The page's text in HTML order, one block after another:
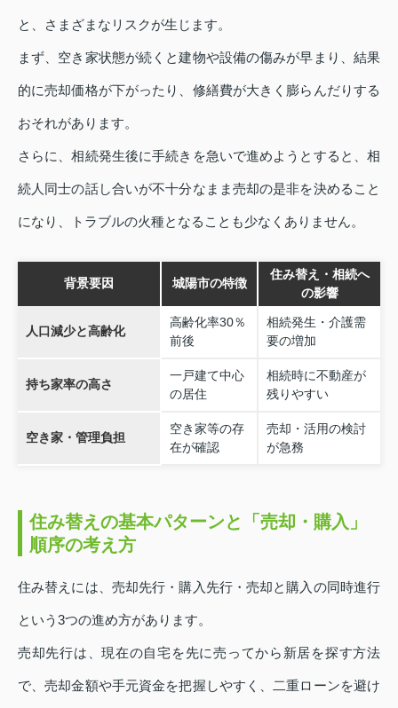
と、さまざまなリスクが生じます。
まず、空き家状態が続くと建物や設備の傷みが早まり、結果
的に売却価格が下がったり、修繕費が大きく膨らんだりする
おそれがあります。
さらに、相続発生後に手続きを急いで進めようとすると、相
続人同士の話し合いが不十分なまま売却の是非を決めること
になり、トラブルの火種となることも少なくありません。
背景要因 城陽市の特徴
住み替え・相続へ
の影響
人口減少と高齢化
高齢化率30％
前後
相続発生・介護需
要の増加
持ち家率の高さ
一戸建て中心
の居住
相続時に不動産が
残りやすい
空き家・管理負担
空き家等の存
在が確認
売却・活用の検討
が急務
住み替えの基本パターンと「売却・購入」
順序の考え方
住み替えには、売却先行・購入先行・売却と購入の同時進行
という3つの進め方があります。
売却先行は、現在の自宅を先に売ってから新居を探す方法
で、売却金額や手元資金を把握しやすく、二重ローンを避け